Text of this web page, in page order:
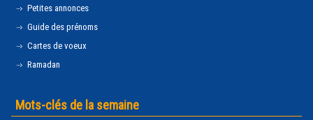
Petites annonces
Guide des prénoms
Cartes de voeux
Ramadan
Mots-clés de la semaine